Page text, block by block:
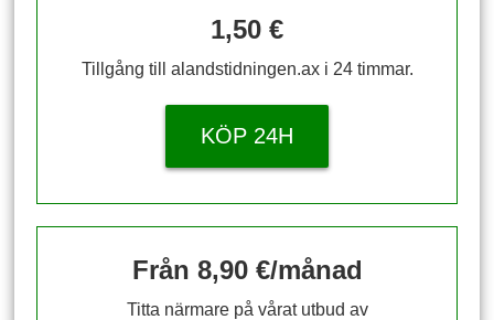
1,50 €
Tillgång till alandstidningen.ax i 24 timmar.
KÖP 24H
Från 8,90 €/månad
Titta närmare på vårat utbud av